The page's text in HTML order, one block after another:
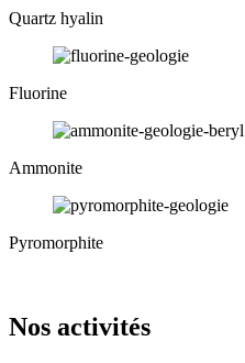
Quartz hyalin
Fluorine
Ammonite
Pyromorphite
Nos activités